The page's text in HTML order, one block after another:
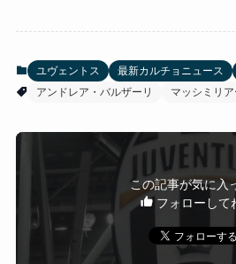
ユヴェントス 最新カルチョニュース
アンドレア・バルザーリ
マッシミリ
この記事が気に入
フォローして